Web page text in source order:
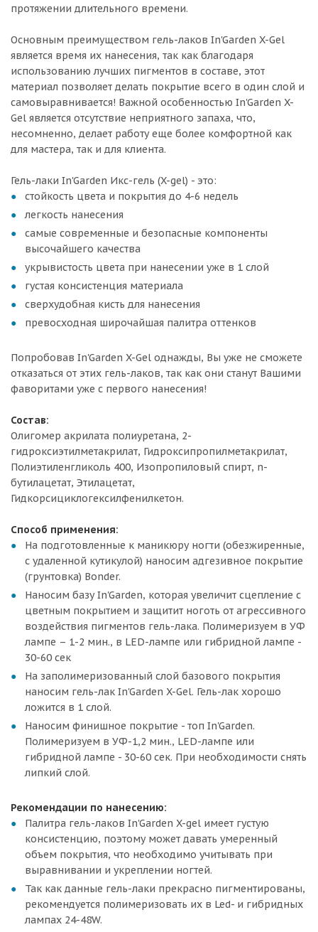
протяжении длительного времени.
Основным преимуществом гель-лаков In'Garden X-Gel
является время их нанесения, так как благодаря
использованию лучших пигментов в составе, этот
материал позволяет делать покрытие всего в один слой и
самовыравнивается! Важной особенностью In'Garden X-
Gel является отсутствие неприятного запаха, что,
несомненно, делает работу еще более комфортной как
для мастера, так и для клиента.
Гель-лаки In'Garden Икс-гель (X-gel) - это:
стойкость цвета и покрытия до 4-6 недель
легкость нанесения
самые современные и безопасные компоненты
высочайшего качества
укрывистость цвета при нанесении уже в 1 слой
густая консистенция материала
сверхудобная кисть для нанесения
превосходная широчайшая палитра оттенков
Попробовав In'Garden X-Gel однажды, Вы уже не сможете
отказаться от этих гель-лаков, так как они станут Вашими
фаворитами уже с первого нанесения!
Состав:
Олигомер акрилата полиуретана, 2-
гидроксиэтилметакрилат, Гидроксипропилметакрилат,
Полиэтиленгликоль 400, Изопропиловый спирт, n-
бутилацетат, Этилацетат,
Гидкорсициклогексилфенилкетон.
Способ применения:
На подготовленные к маникюру ногти (обезжиренные,
с удаленной кутикулой) наносим адгезивное покрытие
(грунтовка) Bonder.
Наносим базу In'Garden, которая увеличит сцепление с
цветным покрытием и защитит ноготь от агрессивного
воздействия пигментов гель-лака. Полимеризуем в УФ
лампе – 1-2 мин., в LED-лампе или гибридной лампе -
30-60 сек
На заполимеризованный слой базового покрытия
наносим гель-лак In'Garden X-Gel. Гель-лак хорошо
ложится в 1 слой.
Наносим финишное покрытие - топ In'Garden.
Полимеризуем в УФ-1,2 мин., LED-лампе или
гибридной лампе - 30-60 сек. При необходимости снять
липкий слой.
Рекомендации по нанесению:
Палитра гель-лаков In'Garden X-gel имеет густую
консистенцию, поэтому может давать умеренный
объем покрытия, что необходимо учитывать при
выравнивании и укреплении ногтей.
Так как данные гель-лаки прекрасно пигментированы,
рекомендуется полимеризовать их в Led- и гибридных
лампах 24-48W.